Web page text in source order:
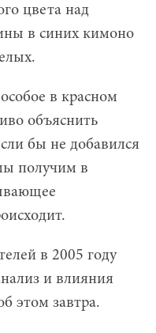
цвета над
в синих кимоно
в красном
объяснить
бы не добавился
получим в
в 2005 году
и влияния
этом завтра.